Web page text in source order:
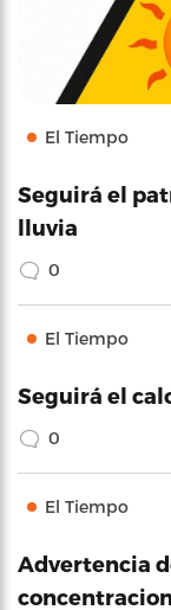
El Tiempo
Seguirá el
lluvia
0
El Tiempo
Seguirá el
0
El Tiempo
Advertencia